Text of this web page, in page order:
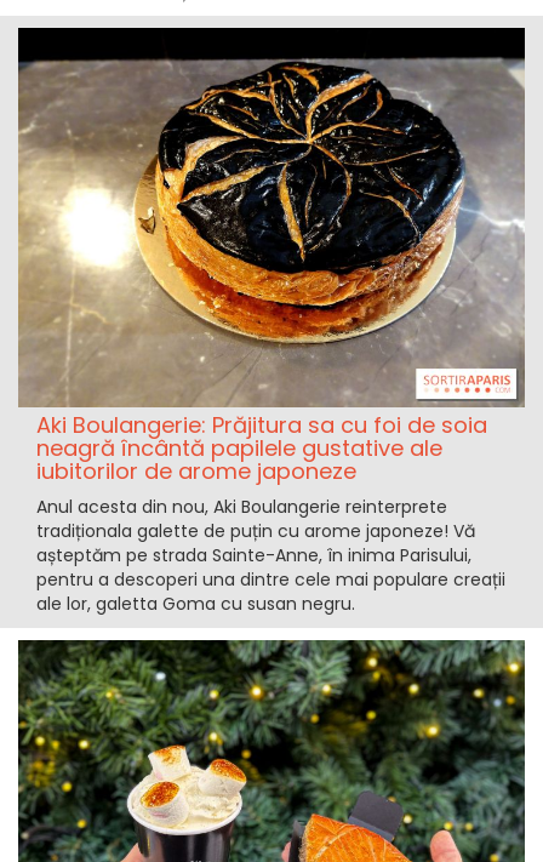
Aki Boulangerie: Prăjitura sa cu foi de soia
neagră încântă papilele gustative ale
iubitorilor de arome japoneze
Anul acesta din nou, Aki Boulangerie reinterprete
tradiționala galette de puțin cu arome japoneze! Vă
așteptăm pe strada Sainte-Anne, în inima Parisului,
pentru a descoperi una dintre cele mai populare creații
ale lor, galetta Goma cu susan negru.